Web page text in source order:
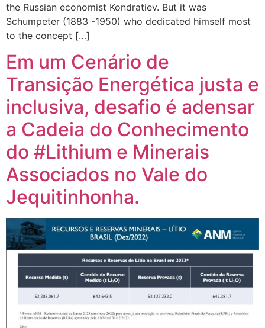
the Russian economist Kondratiev. But it was
Schumpeter (1883 -1950) who dedicated himself most
to the concept […]
Em um Cenário de
Transição Energética justa e
inclusiva, desafio é adensar
a Cadeia do Conhecimento
do #Lithium e Minerais
Associados no Vale do
Jequitinhonha.